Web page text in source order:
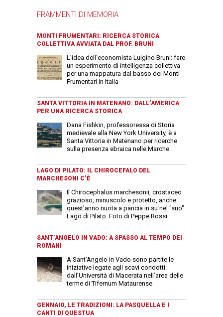
FRAMMENTI DI MEMORIA
MONTI FRUMENTARI: RICERCA STORICA
COLLETTIVA AVVIATA DAL PROF. BRUNI
L'idea dell'economista Luigino Bruni: fare
un esperimento di intelligenza collettiva
per una mappatura dal basso dei Monti
Frumentari in Italia
SANTA VITTORIA IN MATENANO: DALL’AMERICA
PER UNA RICERCA STORICA
Dana Fishkin, professoressa di Storia
medievale alla New York University, è a
Santa Vittoria in Matenano per ricerche
sulla presenza ebraica nelle Marche
LAGO DI PILATO: IL CHIROCEFALO DEL
MARCHESONI C’È
Il Chirocephalus marchesonii, crostaceo
grazioso, minuscolo e protetto, anche
quest'anno nuota a pancia in su nel "suo"
Lago di Pilato. Foto di Peppe Rossi
SANT’ANGELO IN VADO: A SPASSO AL TEMPO DEI
ROMANI
A Sant’Angelo in Vado sono partite le
iniziative legate agli scavi condotti
dall’Università di Macerata nell’area delle
terme di Tifernum Mataurense
GENNAIO, LE TRADIZIONI: LA PASQUELLA E I
CANTI DI QUESTUA